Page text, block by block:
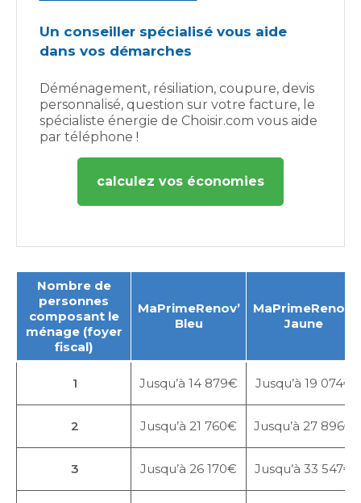
Un conseiller spécialisé vous aide
dans vos démarches
Déménagement, résiliation, coupure, devis
personnalisé, question sur votre facture, le
spécialiste énergie de Choisir.com vous aide
par téléphone !
calculez vos économies
Nombre de
personnes
composant le
ménage (foyer
fiscal)
MaPrimeRenov’
Bleu
MaPrimeRenov’
Jaune
1 Jusqu’à 14 879€ Jusqu’à 19 074€
2 Jusqu’à 21 760€ Jusqu’à 27 896€
3 Jusqu’à 26 170€ Jusqu’à 33 547€